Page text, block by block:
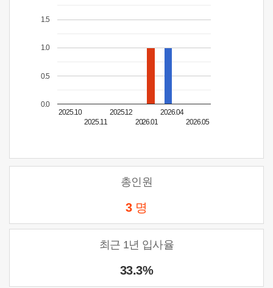
2025.10
2025.11
2025.12
2026.01
2026.04
2026.05
0.0
0.5
1.0
1.5
총인원
3 명
최근 1년 입사율
33.3%